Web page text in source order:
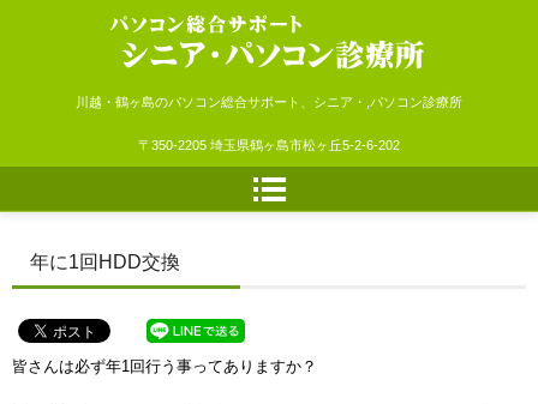
シニア・パソコン診療所
川越・鶴ヶ島のパソコン総合サポート、シニア・,パソコン診療所
〒350-2205 埼玉県鶴ヶ島市松ヶ丘5-2-6-202
年に1回HDD交換
皆さんは必ず年1回行う事ってありますか？